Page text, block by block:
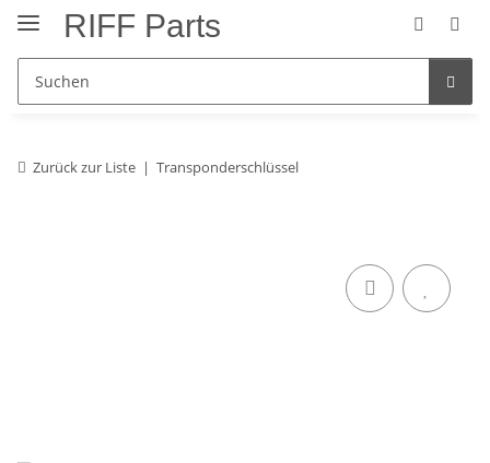
RIFF Parts
Zurück zur Liste Transponderschlüssel